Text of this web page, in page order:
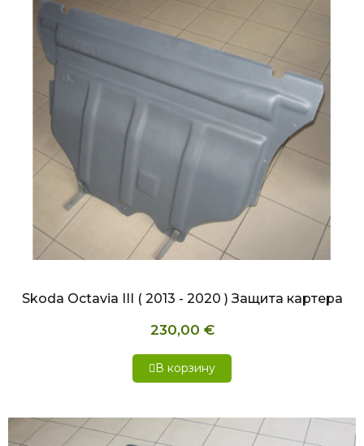
БЫСТРЫЙ ПРОСМОТР
Skoda Octavia III ( 2013 - 2020 ) Защита картера
230,00 €
В корзину